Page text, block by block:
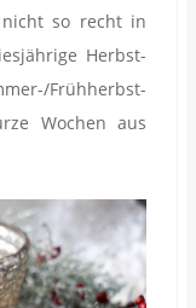
so recht in
Herbst-
Frühherbst-
Wochen aus